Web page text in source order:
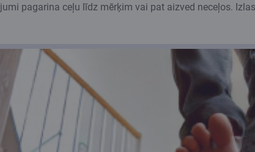
pagarina ceļu līdz mērķim vai pat aizved neceļos.